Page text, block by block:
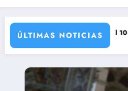
ÚLTIMAS NOTICIAS
DE LIBERTAD’ (del 10 al 14de